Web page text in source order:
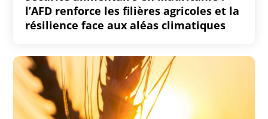
l’AFD renforce les filières agricoles et la
résilience face aux aléas climatiques